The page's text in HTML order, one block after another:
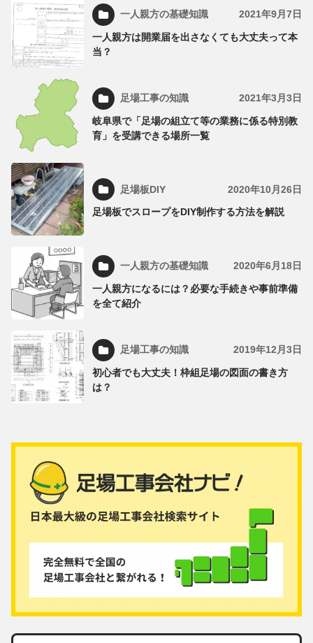
一人親方の基礎知識 2021年9月7日
一人親方は開業届を出さなくても大丈夫って本
当？
足場工事の知識 2021年3月3日
岐阜県で「足場の組立て等の業務に係る特別教
育」を受講できる場所一覧
足場板DIY 2020年10月26日
足場板でスロープをDIY制作する方法を解説
一人親方の基礎知識 2020年6月18日
一人親方になるには？必要な手続きや事前準備
を全て紹介
足場工事の知識 2019年12月3日
初心者でも大丈夫！枠組足場の図面の書き方
は？